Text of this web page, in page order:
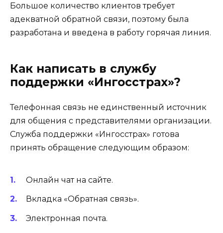
Большое количество клиентов требует
адекватной обратной связи, поэтому была
разработана и введена в работу горячая линия.
Как написать в службу
поддержки «Ингосстрах»?
Телефонная связь не единственный источник
для общения с представителями организации.
Служба поддержки «Ингосстрах» готова
принять обращение следующим образом:
Онлайн чат на сайте.
Вкладка «Обратная связь».
Электронная почта.